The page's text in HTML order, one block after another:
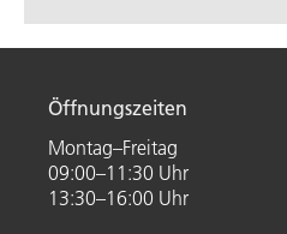
Öffnungszeiten
Montag–Freitag
09:00–11:30 Uhr
13:30–16:00 Uhr